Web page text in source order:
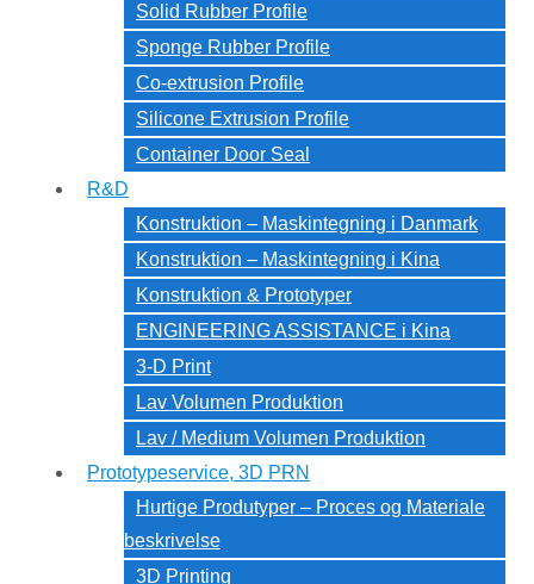
Solid Rubber Profile
Sponge Rubber Profile
Co-extrusion Profile
Silicone Extrusion Profile
Container Door Seal
R&D
Konstruktion – Maskintegning i Danmark
Konstruktion – Maskintegning i Kina
Konstruktion & Prototyper
ENGINEERING ASSISTANCE i Kina
3-D Print
Lav Volumen Produktion
Lav / Medium Volumen Produktion
Prototypeservice, 3D PRN
Hurtige Produtyper – Proces og Materiale
beskrivelse
3D Printing